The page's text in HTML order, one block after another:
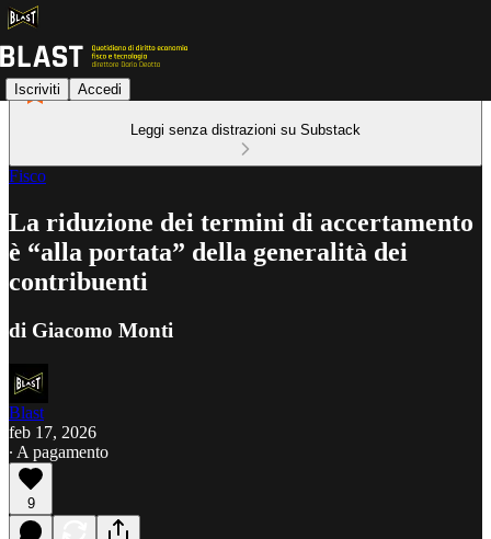
Iscriviti Accedi
Leggi senza distrazioni su Substack
Fisco
La riduzione dei termini di accertamento
è “alla portata” della generalità dei
contribuenti
di Giacomo Monti
Blast
feb 17, 2026
∙ A pagamento
9